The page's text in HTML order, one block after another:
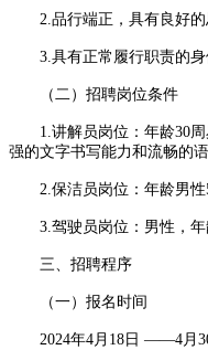
2.品行端正，具有良好的
3.具有正常履行职责的身
（二）招聘岗位条件
1.讲解员岗位：年龄30周
强的文字书写能力和流畅的语
2.保洁员岗位：年龄男性50
3.驾驶员岗位：男性，年龄
三、招聘程序
（一）报名时间
2024年4月18日 ——4月